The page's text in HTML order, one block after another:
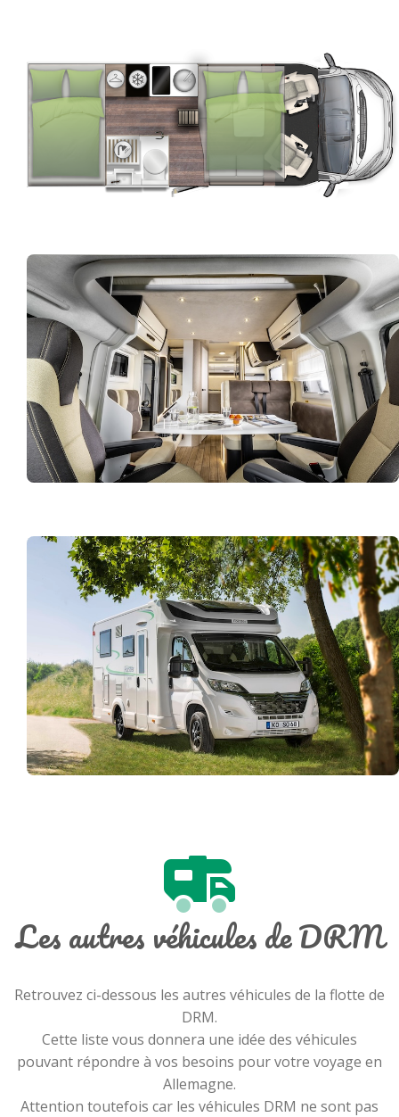
Les autres véhicules de DRM
Retrouvez ci-dessous les autres véhicules de la flotte de
DRM.
Cette liste vous donnera une idée des véhicules
pouvant répondre à vos besoins pour votre voyage en
Allemagne.
Attention toutefois car les véhicules DRM ne sont pas